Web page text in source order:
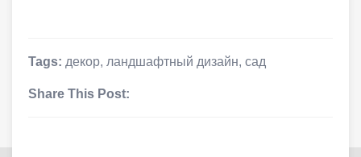
Tags: декор, ландшафтный дизайн, сад
Share This Post: